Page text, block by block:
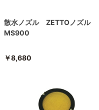
散水ノズル ZETTOノズル
MS900
￥8,680